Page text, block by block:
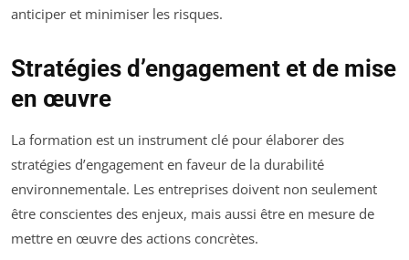
anticiper et minimiser les risques.
Stratégies d’engagement et de mise
en œuvre
La formation est un instrument clé pour élaborer des
stratégies d’engagement en faveur de la durabilité
environnementale. Les entreprises doivent non seulement
être conscientes des enjeux, mais aussi être en mesure de
mettre en œuvre des actions concrètes.